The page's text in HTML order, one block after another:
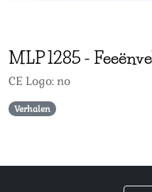
MLP1285 -
CE Logo: no
Verhalen